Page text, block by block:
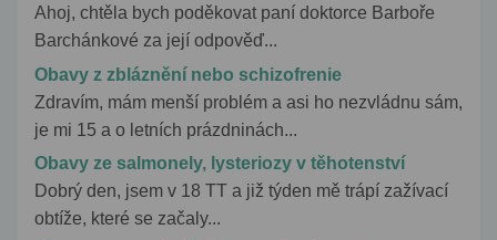
Ahoj, chtěla bych poděkovat paní doktorce Barboře
Barchánkové za její odpověď...
Obavy z zbláznění nebo schizofrenie
Zdravím, mám menší problém a asi ho nezvládnu sám,
je mi 15 a o letních prázdninách...
Obavy ze salmonely, lysteriozy v těhotenství
Dobrý den, jsem v 18 TT a již týden mě trápí zažívací
obtíže, které se začaly...